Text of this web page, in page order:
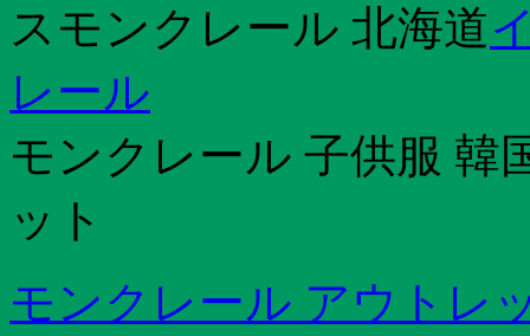
スモンクレール 北海道
レール
モンクレール 子供服 韓
ット
モンクレール アウトレ